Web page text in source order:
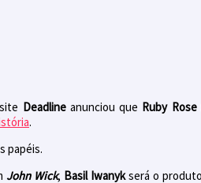
Deadlineanunciou que Ruby Rose
.
papéis.
John Wick, Basil Iwanyk será o